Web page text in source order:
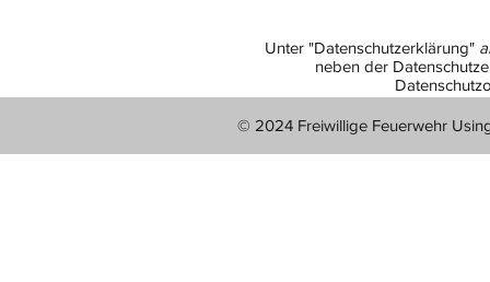
Unter "Datenschutzerklärung"
neben der
© 2024 Freiwillige Feuerwehr